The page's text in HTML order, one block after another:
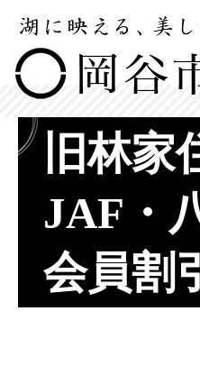
旧林
JAF・
会員割